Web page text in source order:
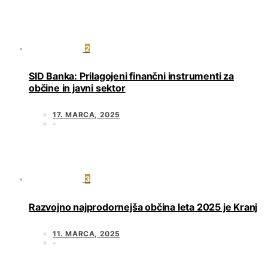
2
SID Banka: Prilagojeni finančni instrumenti za
občine in javni sektor
17. MARCA, 2025
3
Razvojno najprodornejša občina leta 2025 je Kranj
11. MARCA, 2025